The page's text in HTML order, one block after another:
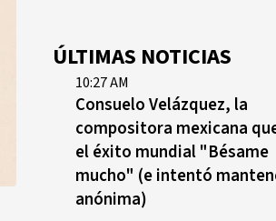
ÚLTIMAS NOTICIAS
10:27 AM
Consuelo Velázquez, la
compositora mexicana
el éxito mundial "Bésame
mucho" (e intentó
anónima)